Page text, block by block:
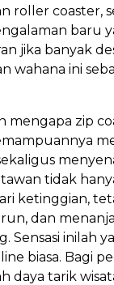
roller coaster,
baru
jika banyak
wahana ini
mengapa zip
tidak
ketinggian,
dan
Sensasi inilah
biasa. Bagi
daya tarik